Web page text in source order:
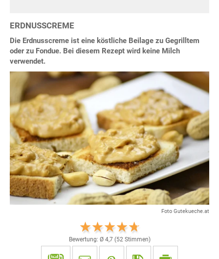
ERDNUSSCREME
Die Erdnusscreme ist eine köstliche Beilage zu Gegrilltem
oder zu Fondue. Bei diesem Rezept wird keine Milch
verwendet.
Foto Gutekueche.at
Bewertung: Ø 4,7(52Stimmen)